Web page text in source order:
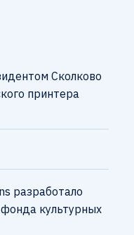
Сколково
принтера
разработало
культурных